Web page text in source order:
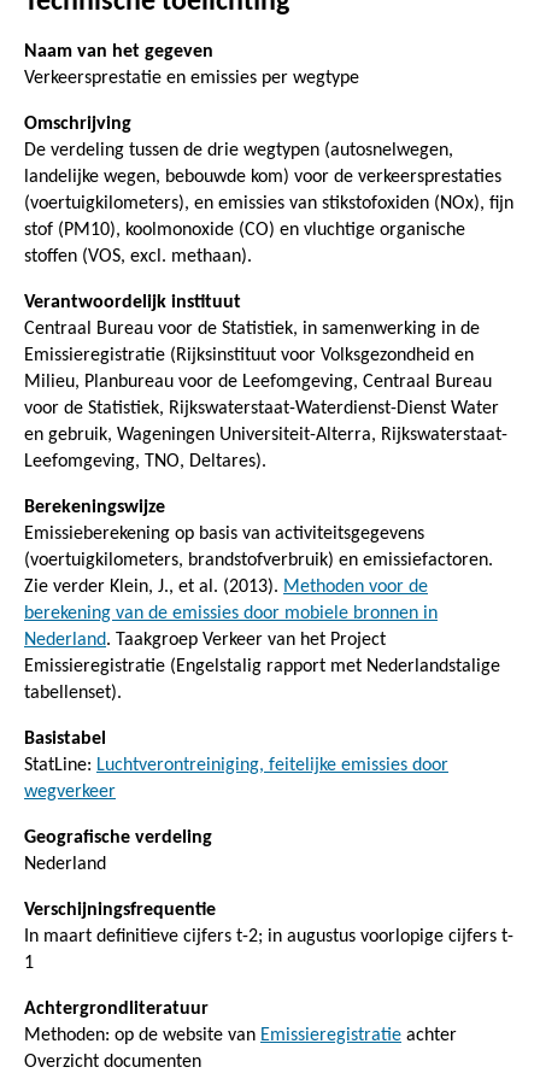
Naam van het gegeven
Verkeersprestatie en emissies per wegtype
Omschrijving
De verdeling tussen de drie wegtypen (autosnelwegen,
landelijke wegen, bebouwde kom) voor de verkeersprestaties
(voertuigkilometers), en emissies van stikstofoxiden (NOx), fijn
stof (PM10), koolmonoxide (CO) en vluchtige organische
stoffen (VOS, excl. methaan).
Verantwoordelijk instituut
Centraal Bureau voor de Statistiek, in samenwerking in de
Emissieregistratie (Rijksinstituut voor Volksgezondheid en
Milieu, Planbureau voor de Leefomgeving, Centraal Bureau
voor de Statistiek, Rijkswaterstaat-Waterdienst-Dienst Water
en gebruik, Wageningen Universiteit-Alterra, Rijkswaterstaat-
Leefomgeving, TNO, Deltares).
Berekeningswijze
Emissieberekening op basis van activiteitsgegevens
(voertuigkilometers, brandstofverbruik) en emissiefactoren.
Zie verder Klein, J., et al. (2013). Methoden voor de
berekening van de emissies door mobiele bronnen in
Nederland. Taakgroep Verkeer van het Project
Emissieregistratie (Engelstalig rapport met Nederlandstalige
tabellenset).
Basistabel
StatLine: Luchtverontreiniging, feitelijke emissies door
wegverkeer
Geografische verdeling
Nederland
Verschijningsfrequentie
In maart definitieve cijfers t-2; in augustus voorlopige cijfers t-
1
Achtergrondliteratuur
Methoden: op de website van Emissieregistratie achter
Overzicht documenten